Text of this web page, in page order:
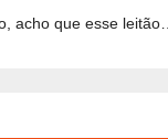
acho que esse leitão…